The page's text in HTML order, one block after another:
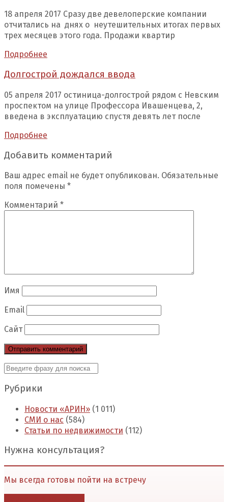
18 апреля 2017 Сразу две девелоперские компании
отчитались на днях о неутешительных итогах первых
трех месяцев этого года. Продажи квартир
Подробнее
Долгострой дождался ввода
05 апреля 2017 остиница-долгострой рядом с Невским
проспектом на улице Профессора Ивашенцева, 2,
введена в эксплуатацию спустя девять лет после
Подробнее
Добавить комментарий
Ваш адрес email не будет опубликован. Обязательные
поля помечены *
Комментарий *
Имя
Email
Сайт
Рубрики
Новости «АРИН» (1 011)
СМИ о нас (584)
Статьи по недвижимости (112)
Нужна консультация?
Мы всегда готовы пойти на встречу